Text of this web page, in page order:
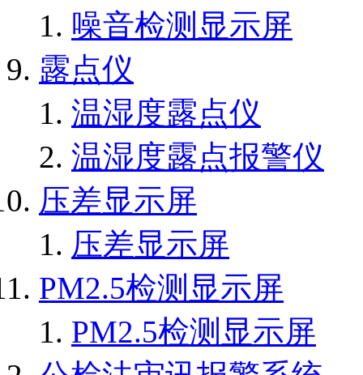
噪音检测显示屏
露点仪
温湿度露点仪
温湿度露点报警仪
压差显示屏
压差显示屏
PM2.5检测显示屏
PM2.5检测显示屏